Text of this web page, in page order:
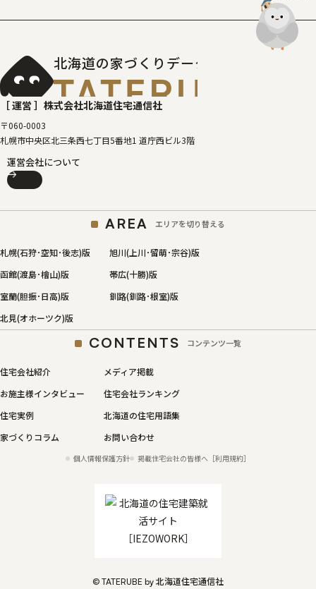
北海道の家づくりデータベース
［ 運営 ］ 株式会社北海道住宅通信社
〒060-0003
札幌市中央区北三条西七丁目5番地1 道庁西ビル3階
運営会社について
AREA エリアを切り替える
札幌(石狩･空知･後志)版
旭川(上川･留萌･宗谷)版
函館(渡島･檜山)版
帯広(十勝)版
室蘭(胆振･日高)版
釧路(釧路･根室)版
北見(オホーツク)版
CONTENTS コンテンツ一覧
住宅会社紹介
メディア掲載
お施主様インタビュー
住宅会社ランキング
住宅実例
北海道の住宅用語集
家づくりコラム
お問い合わせ
個人情報保護方針 掲載住宅会社の皆様へ［利用規約］
© TATERUBE by 北海道住宅通信社